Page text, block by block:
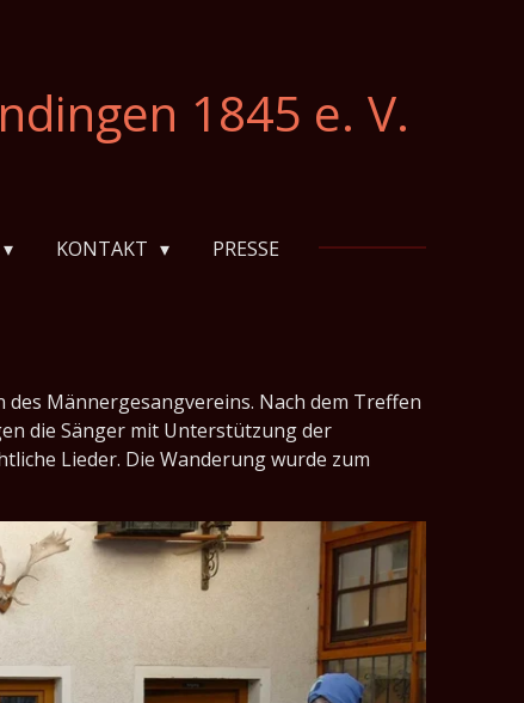
1845 e. V.
KONTAKT PRESSE
Männergesangvereins. Nach dem Treffen
die Sänger mit Unterstützung der
Lieder. Die Wanderung wurde zum